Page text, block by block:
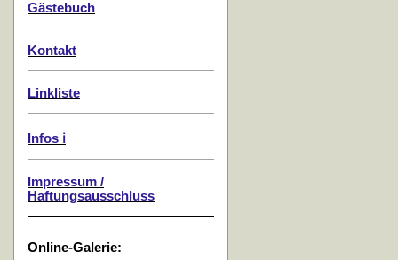
Gästebuch
Kontakt
Linkliste
Infos ℹ️
Impressum /
Haftungsausschluss
Online-Galerie: